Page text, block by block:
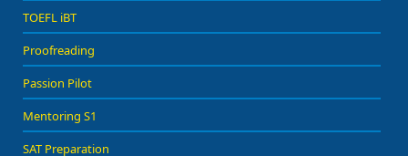
TOEFL iBT
Proofreading
Passion Pilot
Mentoring S1
SAT Preparation